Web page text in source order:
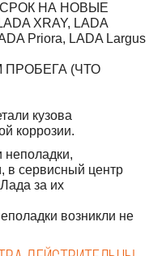
НА НОВЫЕ
XRAY, LADA
Priora, LADA Largus
ПРОБЕГА (ЧТО
кузова
коррозии.
неполадки,
в сервисный центр
за их
возникли не